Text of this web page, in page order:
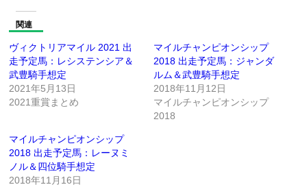
関連
ヴィクトリアマイル 2021 出
走予定馬：レシステンシア＆
武豊騎手想定
2021年5月13日
2021重賞まとめ
マイルチャンピオンシップ
2018 出走予定馬：ジャンダ
ルム＆武豊騎手想定
2018年11月12日
マイルチャンピオンシップ
2018
マイルチャンピオンシップ
2018 出走予定馬：レーヌミ
ノル＆四位騎手想定
2018年11月16日